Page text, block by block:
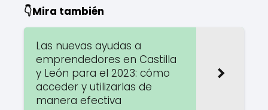
👇Mira también
Las nuevas ayudas a
emprendedores en Castilla
y León para el 2023: cómo
acceder y utilizarlas de
manera efectiva